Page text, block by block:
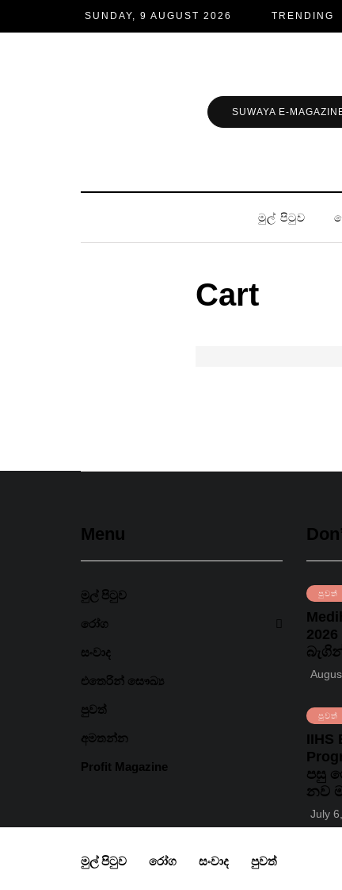
SUNDAY, 9 AUGUST 2026 TRENDING
SUWAYA E-
මුල් පිටුව
Cart
Menu
මුල් පිටුව
රෝග
සංවාද
එතෙරින් සෞඛ්‍ය
පුවත්
අමතන්න
Profit Magazine
පුවත්
පුවත්
IIHS
පසු
නව
July
මුල් පිටුව රෝග සංවාද පුවත්